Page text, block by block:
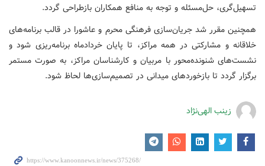
تسهیل‌گری، حل‌مسئله و توجه به منافع همکاران بازطراحی گردد.
همچنین مقرر شد جریان‌سازی فرهنگی محرم و عاشورا در قالب برنامه‌های
خلاقانه و مشارکتی در همه مراکز، تا پایان خردادماه برنامه‌ریزی شود و
نشست‌های شنونده‌محور با مربیان و کارشناسان مراکز، به صورت مستمر
برگزار گردد تا بازخوردهای میدانی در تصمیم‌سازی‌ها لحاظ شود.
زینب الهی‌نژاد